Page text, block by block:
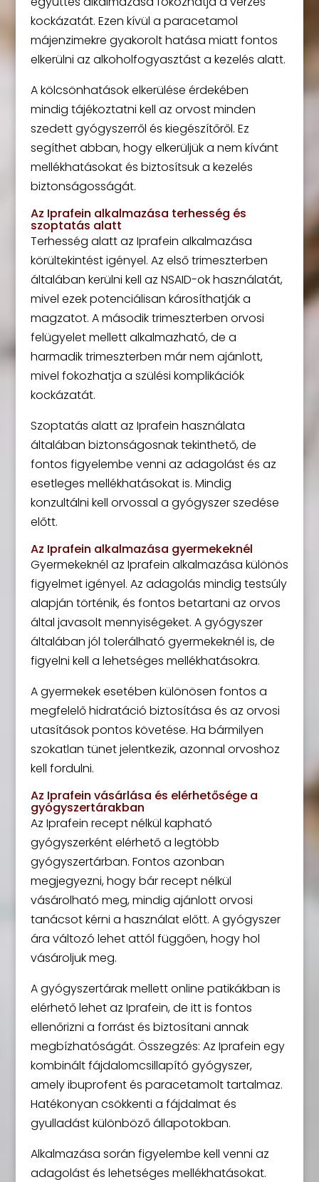
kockázatát. Ezen kívül a paracetamol
májenzimekre gyakorolt hatása miatt fontos
elkerülni az alkoholfogyasztást a kezelés alatt.
A kölcsönhatások elkerülése érdekében
mindig tájékoztatni kell az orvost minden
szedett gyógyszerről és kiegészítőről. Ez
segíthet abban, hogy elkerüljük a nem kívánt
mellékhatásokat és biztosítsuk a kezelés
biztonságosságát.
Az Iprafein alkalmazása terhesség és
szoptatás alatt
Terhesség alatt az Iprafein alkalmazása
körültekintést igényel. Az első trimeszterben
általában kerülni kell az NSAID-ok használatát,
mivel ezek potenciálisan károsíthatják a
magzatot. A második trimeszterben orvosi
felügyelet mellett alkalmazható, de a
harmadik trimeszterben már nem ajánlott,
mivel fokozhatja a szülési komplikációk
kockázatát.
Szoptatás alatt az Iprafein használata
általában biztonságosnak tekinthető, de
fontos figyelembe venni az adagolást és az
esetleges mellékhatásokat is. Mindig
konzultálni kell orvossal a gyógyszer szedése
előtt.
Az Iprafein alkalmazása gyermekeknél
Gyermekeknél az Iprafein alkalmazása különös
figyelmet igényel. Az adagolás mindig testsúly
alapján történik, és fontos betartani az orvos
által javasolt mennyiségeket. A gyógyszer
általában jól tolerálható gyermekeknél is, de
figyelni kell a lehetséges mellékhatásokra.
A gyermekek esetében különösen fontos a
megfelelő hidratáció biztosítása és az orvosi
utasítások pontos követése. Ha bármilyen
szokatlan tünet jelentkezik, azonnal orvoshoz
kell fordulni.
Az Iprafein vásárlása és elérhetősége a
gyógyszertárakban
Az Iprafein recept nélkül kapható
gyógyszerként elérhető a legtöbb
gyógyszertárban. Fontos azonban
megjegyezni, hogy bár recept nélkül
vásárolható meg, mindig ajánlott orvosi
tanácsot kérni a használat előtt. A gyógyszer
ára változó lehet attól függően, hogy hol
vásároljuk meg.
A gyógyszertárak mellett online patikákban is
elérhető lehet az Iprafein, de itt is fontos
ellenőrizni a forrást és biztosítani annak
megbízhatóságát. Összegzés: Az Iprafein egy
kombinált fájdalomcsillapító gyógyszer,
amely ibuprofent és paracetamolt tartalmaz.
Hatékonyan csökkenti a fájdalmat és
gyulladást különböző állapotokban.
Alkalmazása során figyelembe kell venni az
adagolást és lehetséges mellékhatásokat.